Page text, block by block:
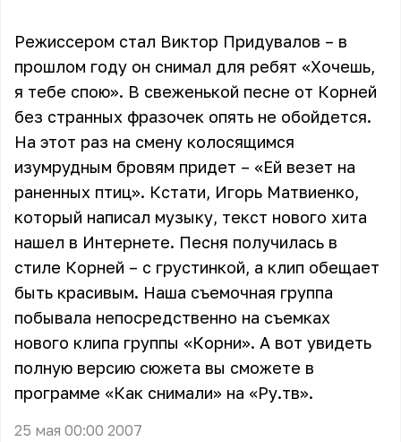
Режиссером стал Виктор Придувалов – в
прошлом году он снимал для ребят «Хочешь,
я тебе спою». В свеженькой песне от Корней
без странных фразочек опять не обойдется.
На этот раз на смену колосящимся
изумрудным бровям придет – «Ей везет на
раненных птиц». Кстати, Игорь Матвиенко,
который написал музыку, текст нового хита
нашел в Интернете. Песня получилась в
стиле Корней – с грустинкой, а клип обещает
быть красивым. Наша съемочная группа
побывала непосредственно на съемках
нового клипа группы «Корни». А вот увидеть
полную версию сюжета вы сможете в
программе «Как снимали» на «Ру.тв».
25 мая 00:00 2007